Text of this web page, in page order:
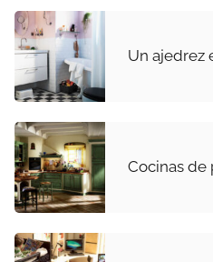
Un ajedrez
Cocinas de